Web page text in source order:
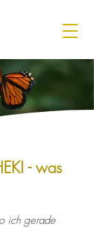
- was
ich gerade